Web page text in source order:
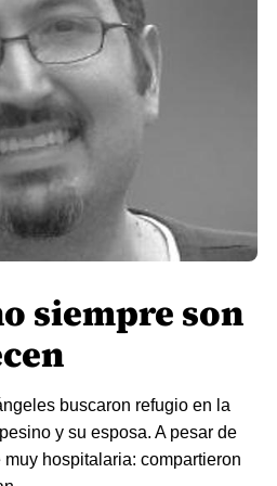
siempre son
buscaron refugio en la
y su esposa. A pesar de
hospitalaria: compartieron